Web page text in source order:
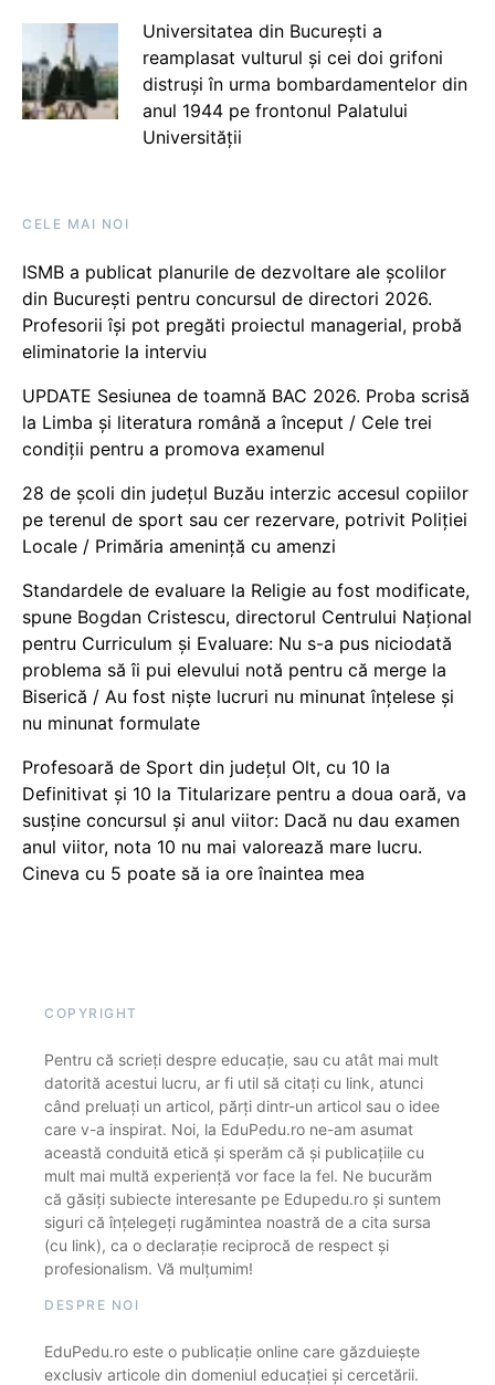
Universitatea din București a
reamplasat vulturul și cei doi grifoni
distruși în urma bombardamentelor din
anul 1944 pe frontonul Palatului
Universității
CELE MAI NOI
ISMB a publicat planurile de dezvoltare ale școlilor
din București pentru concursul de directori 2026.
Profesorii își pot pregăti proiectul managerial, probă
eliminatorie la interviu
UPDATE Sesiunea de toamnă BAC 2026. Proba scrisă
la Limba și literatura română a început / Cele trei
condiții pentru a promova examenul
28 de școli din județul Buzău interzic accesul copiilor
pe terenul de sport sau cer rezervare, potrivit Poliției
Locale / Primăria amenință cu amenzi
Standardele de evaluare la Religie au fost modificate,
spune Bogdan Cristescu, directorul Centrului Național
pentru Curriculum și Evaluare: Nu s-a pus niciodată
problema să îi pui elevului notă pentru că merge la
Biserică / Au fost niște lucruri nu minunat înțelese și
nu minunat formulate
Profesoară de Sport din județul Olt, cu 10 la
Definitivat și 10 la Titularizare pentru a doua oară, va
susține concursul și anul viitor: Dacă nu dau examen
anul viitor, nota 10 nu mai valorează mare lucru.
Cineva cu 5 poate să ia ore înaintea mea
COPYRIGHT
Pentru că scrieți despre educație, sau cu atât mai mult
datorită acestui lucru, ar fi util să citați cu link, atunci
când preluați un articol, părți dintr-un articol sau o idee
care v-a inspirat. Noi, la EduPedu.ro ne-am asumat
această conduită etică și sperăm că și publicațiile cu
mult mai multă experiență vor face la fel. Ne bucurăm
că găsiți subiecte interesante pe Edupedu.ro și suntem
siguri că înțelegeți rugămintea noastră de a cita sursa
(cu link), ca o declarație reciprocă de respect și
profesionalism. Vă mulțumim!
DESPRE NOI
EduPedu.ro este o publicație online care găzduiește
exclusiv articole din domeniul educației și cercetării.